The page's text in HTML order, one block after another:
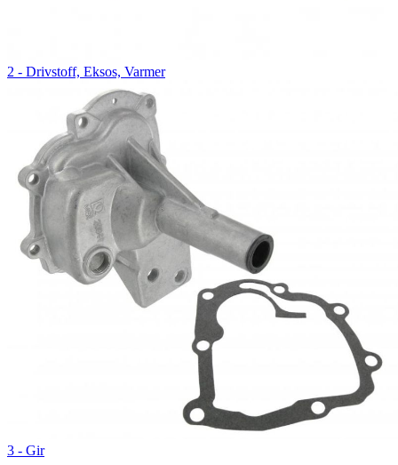
2 - Drivstoff, Eksos, Varmer
3 - Gir